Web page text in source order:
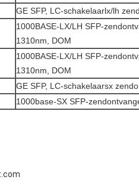
GE SFP, LC-schakelaarlx/lh
1000BASE-LX/LH SFP-
1310nm, DOM
1000BASE-LX/LH SFP-
1310nm, DOM
GE SFP, LC-schakelaarsx
1000base-SX SFP-